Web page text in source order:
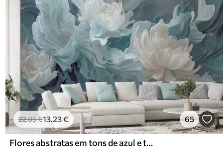
22.05€13.23€ 65
Flores abstratas em tons de azul e turquesa